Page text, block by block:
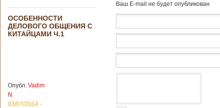
Китая. Об этом
сообщает
агентство Синьхуа,
реликвий. Площадь
участка, на
котором добывали
ОСОБЕННОСТИ
ДЕЛОВОГО ОБЩЕНИЯ С
КИТАЙЦАМИ Ч.1
Опубл. Vadim
N.
03/07/2014 -
Baш E-mail не будет опубликован